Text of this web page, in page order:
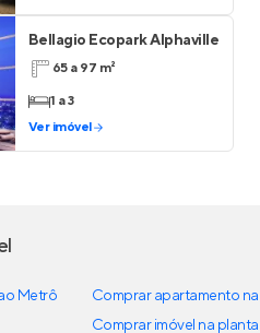
Bellagio Ecopark Alphaville
65 a 97 m²
1 a 3
Ver imóvel
Metrô
Comprar apartamento
Comprar imóvel na planta